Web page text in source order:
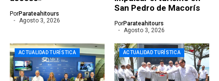
PorParateahitours
Agosto 3, 2026
San Pedro de Macorís
PorParateahitours
Agosto 3, 2026
ACTUALIDAD TURÍSTICA ACTUALIDAD TURÍSTICA